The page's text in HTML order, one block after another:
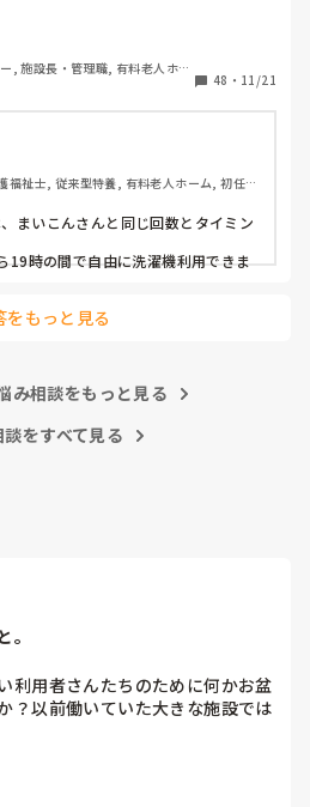
方でされていますか？
す。
, 施設長・管理職, 有料老人ホー
48 ・ 11/21
福祉士, 従来型特養, 有料老人ホーム, 初任者
まいこんさんと同じ回数とタイミン
19時の間で自由に洗濯機利用できま
をもっと見る
み相談をもっと見る
をすべて見る
利用者さんたちのために何かお盆
？以前働いていた大きな施設では
香できるようにそれ用のスペース
た。お盆まであと少しです。何か
ェアよろしくお願いします。